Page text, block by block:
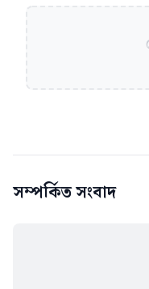
সম্পর্কিত সংবাদ